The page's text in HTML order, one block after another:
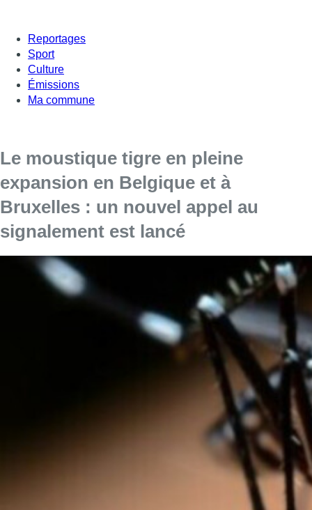
Reportages
Sport
Culture
Émissions
Ma commune
Le moustique tigre en pleine
expansion en Belgique et à
Bruxelles : un nouvel appel au
signalement est lancé